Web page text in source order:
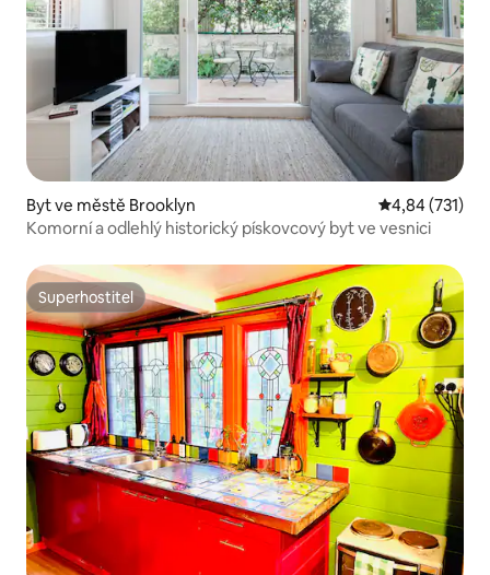
Byt ve městě Brooklyn Průměrné
4,84 (731)
Komorní a odlehlý historický pískovcový byt ve vesnici
Superhostitel
Superhostitel